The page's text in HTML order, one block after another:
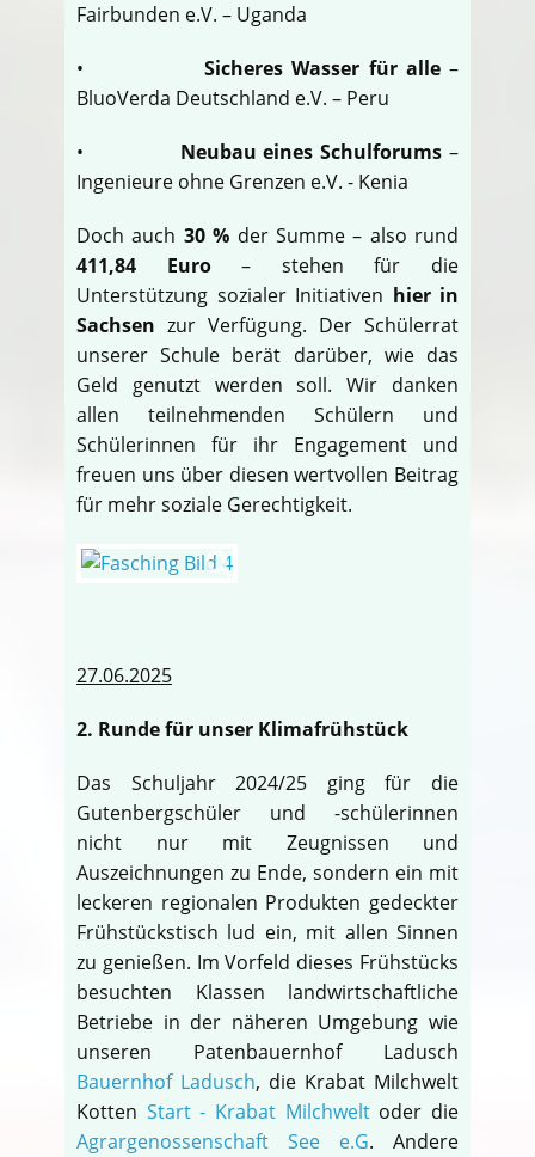
Fairbunden e.V. – Uganda
•Sicheres Wasser für alle–
BluoVerda Deutschland e.V. – Peru
• Neubau eines Schulforums –
Ingenieure ohne Grenzen e.V. - Kenia
Doch auch 30 % der Summe – also rund
411,84 Euro– stehen für die
Unterstützung sozialer Initiativen hier in
Sachsen zur Verfügung. Der Schülerrat
unserer Schule berät darüber, wie das
Geld genutzt werden soll. Wir danken
allen teilnehmenden Schülern und
Schülerinnen für ihr Engagement und
freuen uns über diesen wertvollen Beitrag
für mehr soziale Gerechtigkeit.
27.06.2025
2. Runde für unser Klimafrühstück
Das Schuljahr 2024/25 ging für die
Gutenbergschüler und -schülerinnen
nicht nur mit Zeugnissen und
Auszeichnungen zu Ende, sondern ein mit
leckeren regionalen Produkten gedeckter
Frühstückstisch lud ein, mit allen Sinnen
zu genießen. Im Vorfeld dieses Frühstücks
besuchten Klassen landwirtschaftliche
Betriebe in der näheren Umgebung wie
unseren Patenbauernhof Ladusch
Bauernhof Ladusch, die Krabat Milchwelt
Kotten Start - Krabat Milchweltoder die
Agrargenossenschaft See e.G. Andere